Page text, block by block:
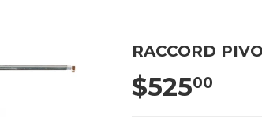
RACCORD
$52500